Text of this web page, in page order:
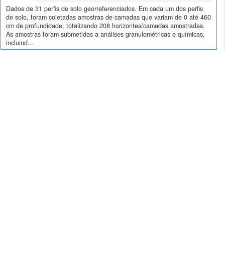
Dados de 31 perfis de solo georreferenciados. Em cada um dos perfis
de solo, foram coletadas amostras de camadas que variam de 0 até 460
cm de profundidade, totalizando 208 horizontes/camadas amostradas.
As amostras foram submetidas a análises granulométricas e químicas,
incluind...